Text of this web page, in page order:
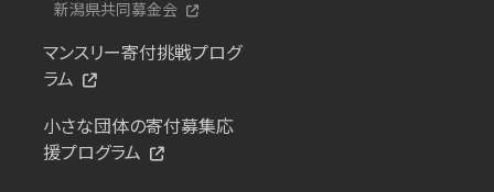
新潟県共同募金会
マンスリー寄付挑戦プログ
ラム
小さな団体の寄付募集応
援プログラム